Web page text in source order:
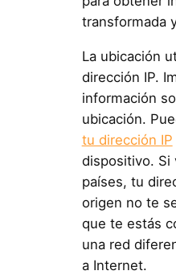
transformada
La ubicación
dirección IP.
información
ubicación.
tu dirección IP
dispositivo. Si
países, tu
origen no te
que te estás
una red
a Internet.